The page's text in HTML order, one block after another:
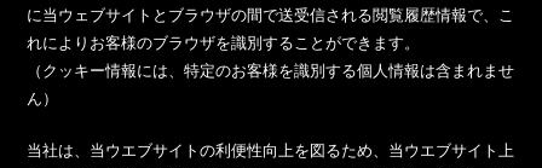
に当ウェブサイトとブラウザの間で送受信される閲覧履歴情報で、こ
れによりお客様のブラウザを識別することができます。
（クッキー情報には、特定のお客様を識別する個人情報は含まれませ
ん）
当社は、当ウエブサイトの利便性向上を図るため、当ウエブサイト上